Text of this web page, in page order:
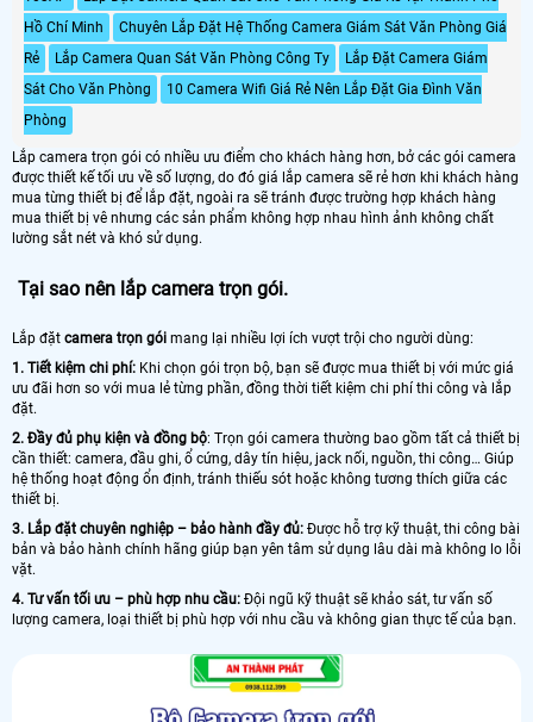
Hồ Chí Minh
Chuyên Lắp Đặt Hệ Thống Camera Giám Sát Văn Phòng Giá
Rẻ
Lắp Camera Quan Sát Văn Phòng Công Ty
Lắp Đặt Camera Giám
Sát Cho Văn Phòng
10 Camera Wifi Giá Rẻ Nên Lắp Đặt Gia Đình Văn
Phòng
Lắp camera trọn gói có nhiều ưu điểm cho khách hàng hơn, bở các gói camera
được thiết kế tối ưu về số lượng, do đó giá lắp camera sẽ rẻ hơn khi khách hàng
mua từng thiết bị để lắp đặt, ngoài ra sẽ tránh được trường hợp khách hàng
mua thiết bị vê nhưng các sản phẩm không hợp nhau hình ảnh không chất
lường sắt nét và khó sử dụng.
Tại sao nên lắp camera trọn gói.
Lắp đặt camera trọn gói mang lại nhiều lợi ích vượt trội cho người dùng:
1. Tiết kiệm chi phí: Khi chọn gói trọn bộ, bạn sẽ được mua thiết bị với mức giá
ưu đãi hơn so với mua lẻ từng phần, đồng thời tiết kiệm chi phí thi công và lắp
đặt.
2. Đầy đủ phụ kiện và đồng bộ: Trọn gói camera thường bao gồm tất cả thiết bị
cần thiết: camera, đầu ghi, ổ cứng, dây tín hiệu, jack nối, nguồn, thi công… Giúp
hệ thống hoạt động ổn định, tránh thiếu sót hoặc không tương thích giữa các
thiết bị.
3. Lắp đặt chuyên nghiệp – bảo hành đầy đủ: Được hỗ trợ kỹ thuật, thi công bài
bản và bảo hành chính hãng giúp bạn yên tâm sử dụng lâu dài mà không lo lỗi
vặt.
4. Tư vấn tối ưu – phù hợp nhu cầu: Đội ngũ kỹ thuật sẽ khảo sát, tư vấn số
lượng camera, loại thiết bị phù hợp với nhu cầu và không gian thực tế của bạn.